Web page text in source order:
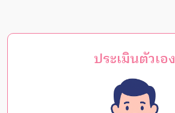
ประเมินตัวเอง